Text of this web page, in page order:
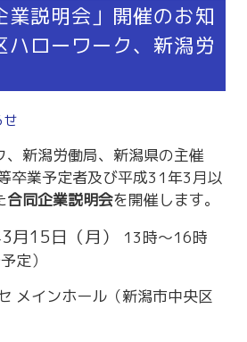
業説明会」開催のお知
ハローワーク、新潟労
せ
、新潟労働局、新潟県の主催
卒業予定者及び平成31年3月以
合同企業説明会を開催します。
月15日（月）
13時～16時
定）
メインホール（新潟市中央区